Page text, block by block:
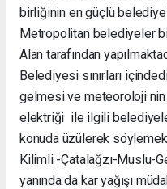
birliğinin en güçlü
Metropolitan belediyeler
Alan tarafından
Belediyesi sınırları
gelmesi ve meteoroloji nin
elektriği ile ilgili
konuda üzülerek
Kilimli -Çatalağzı-Muslu-
yanında da kar yağışı